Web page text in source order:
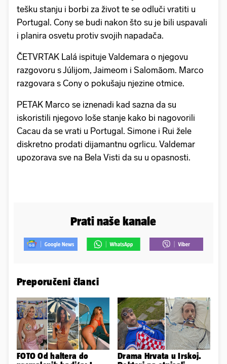
tešku stanju i borbi za život te se odluči vratiti u
Portugal. Cony se budi nakon što su je bili uspavali
i planira osvetu protiv svojih napadača.
ČETVRTAK Lalá ispituje Valdemara o njegovu
razgovoru s Júlijom, Jaimeom i Salomãom. Marco
razgovara s Cony o pokušaju njezine otmice.
PETAK Marco se iznenadi kad sazna da su
iskoristili njegovo loše stanje kako bi nagovorili
Cacau da se vrati u Portugal. Simone i Rui žele
diskretno prodati dijamantnu ogrlicu. Valdemar
upozorava sve na Bela Visti da su u opasnosti.
Prati naše kanale
Preporučeni članci
FOTO Od haltera do
Drama Hrvata u Irskoj.